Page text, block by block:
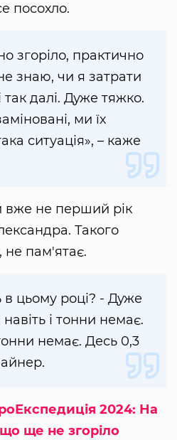
посохло.
згоріло, практично
знаю, чи я затрати
далі. Дуже тяжко.
ми їх
ситуація», – каже
вже не перший рік
Такого
не пам'ятає.
в цьому році? - Дуже
і тонни немає.
немає. Десь 0,3
2024: На
ще не згоріло